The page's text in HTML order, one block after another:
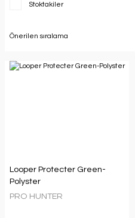
Stoktakiler
Looper Protecter Green-
Polyster
PRO HUNTER